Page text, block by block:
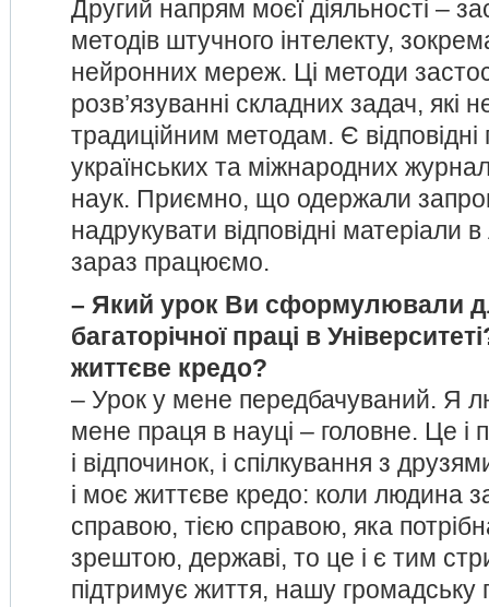
Другий напрям моєї діяльності –
методів штучного інтелекту,
нейронних мереж. Ці методи
розв’язуванні складних задач, які
традиційним методам. Є відповідні
українських та міжнародних
наук. Приємно, що одержали
надрукувати відповідні
зараз працюємо.
– Який урок Ви сформулювали
багаторічної праці в
життєве кредо?
– Урок у мене передбачуваний. Я
мене праця в науці – головне. Це і
і відпочинок, і спілкування з
і моє життєве кредо: коли людина
справою, тією справою, яка
зрештою, державі, то це і є тим
підтримує життя, нашу громадську